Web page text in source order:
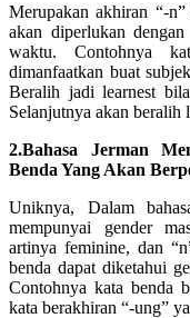
Merupakan akhiran “-
akan diperlukan
waktu. Contohnya
dimanfaatkan buat
Beralih jadi learnest
Selanjutnya akan beralih
2.Bahasa Jerman
Benda Yang Akan
Uniknya, Dalam
mempunyai gender
artinya feminine, dan
benda dapat diketahui
Contohnya kata benda
kata berakhiran “-ung”